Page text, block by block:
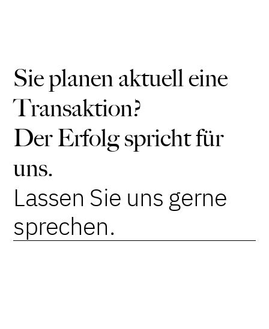
Sie planen aktuell eine
Transaktion?
Der Erfolg spricht für
uns.
Lassen Sie uns gerne
sprechen.